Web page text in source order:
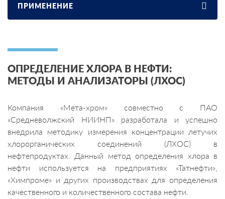
ПРИМЕНЕНИЕ
ОПРЕДЕЛЕНИЕ ХЛОРА В НЕФТИ:
МЕТОДЫ И АНАЛИЗАТОРЫ (ЛХОС)
Компания «Мета-хром» совместно с ПАО
«Средневолжский НИИНП» разработала и успешно
внедрила методику измерения концентрации летучих
хлорорганических соединений (ЛХОС) в
нефтепродуктах. Данный метод определения хлора в
нефти используется на предприятиях «Татнефти»,
«Химпроме» и других производствах для определения
качественного и количественного состава нефти.